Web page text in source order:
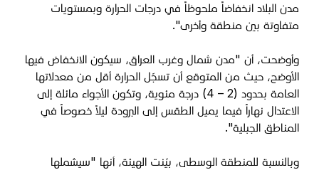
مدن البلاد انخفاضاً ملحوظاً في درجات الحرارة وبمستويات
متفاوتة بين منطقة وأخرى".
وأوضحت، أن "مدن شمال وغرب العراق، سيكون الانخفاض فيها
الأوضح، حيث من المتوقع أن تسجّل الحرارة أقل من معدلاتها
العامة بحدود (2 – 4) درجة مئوية، وتكون الأجواء مائلة إلى
الاعتدال نهاراً فيما يميل الطقس إلى البرودة ليلاً خصوصاً في
المناطق الجبلية".
وبالنسبة للمنطقة الوسطى، بيّنت الهيئة، أنها "سيشملها